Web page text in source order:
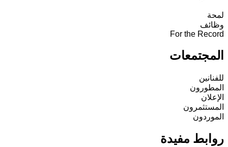
لمحة
وظائف
For the Record
المجتمعات
للفنانين
المطورون
الإعلان
المستثمرون
الموردون
روابط مفيدة